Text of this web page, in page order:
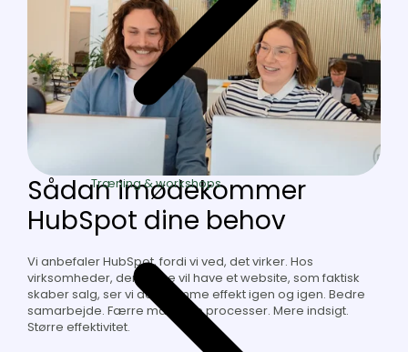
Træning & workshops
Sådan imødekommer
HubSpot dine behov
Vi anbefaler HubSpot, fordi vi ved, det virker. Hos
virksomheder, der gerne vil have et website, som faktisk
skaber salg, ser vi den samme effekt igen og igen. Bedre
samarbejde. Færre manuelle processer. Mere indsigt.
Større effektivitet.